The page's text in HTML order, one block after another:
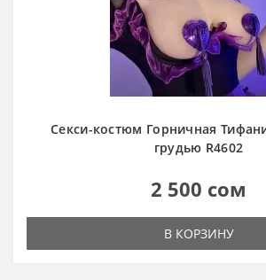
Секси-костюм Горничная
грудью R4602
2 500 сом
В КОРЗИНУ